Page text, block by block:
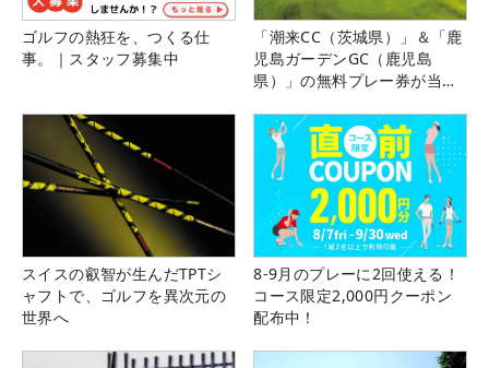
ゴルフの熱狂を、つくる仕
事。｜スタッフ募集中
「潮来CC（茨城県）」＆「鹿
児島ガーデンGC（鹿児島
県）」の無料プレー券が当た
スイスの叡智が生んだTPTシ
ャフトで、ゴルフを異次元の
世界へ
8-9月のプレーに2回使える！
コース限定2,000円クーポン
配布中！